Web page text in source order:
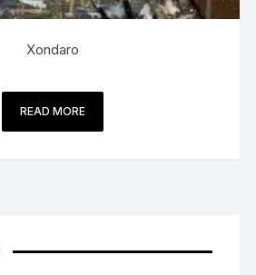
Xondaro
READ MORE